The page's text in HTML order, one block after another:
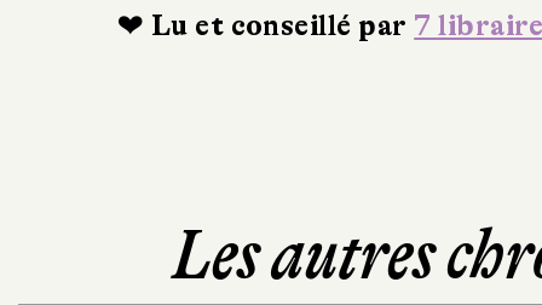
❤ Lu et conseillé par 7
Les autres